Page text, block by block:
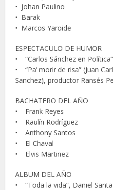
• Johan Paulino
• Barak
• Marcos Yaroide
ESPECTACULO DE HUMOR
• “Carlos Sánchez en
• “Pa’ morir de risa” (Juan
Sanchez), productor Ransés
BACHATERO DEL AÑO
• Frank Reyes
• Raulín Rodríguez
• Anthony Santos
• El Chaval
• Elvis Martinez
ALBUM DEL AÑO
• “Toda la vida”, Daniel